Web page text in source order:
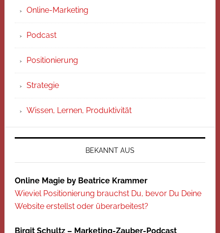
Online-Marketing
Podcast
Positionierung
Strategie
Wissen, Lernen, Produktivität
BEKANNT AUS
Online Magie by Beatrice Krammer
Wieviel Positionierung brauchst Du, bevor Du Deine
Website erstellst oder überarbeitest?
Birgit Schultz – Marketing-Zauber-Podcast